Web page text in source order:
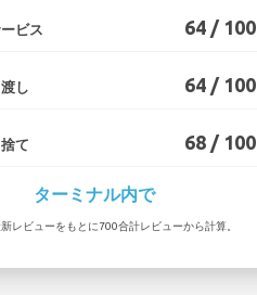
ビス 64 / 100
し 64 / 100
て 68 / 100
ターミナル内で
レビューをもとに700合計レビューから計算。